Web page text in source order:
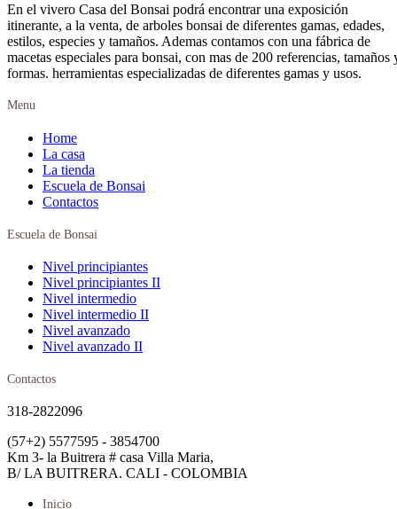
En el vivero Casa del Bonsai podrá encontrar una exposición
itinerante, a la venta, de arboles bonsai de diferentes gamas, edades,
estilos, especies y tamaños. Ademas contamos con una fábrica de
macetas especiales para bonsai, con mas de 200 referencias, tamaños
formas. herramientas especializadas de diferentes gamas y usos.
Menu
Home
La casa
La tienda
Escuela de Bonsai
Contactos
Escuela de Bonsai
Nivel principiantes
Nivel principiantes II
Nivel intermedio
Nivel intermedio II
Nivel avanzado
Nivel avanzado II
Contactos
318-2822096
(57+2) 5577595 - 3854700
Km 3- la Buitrera # casa Villa Maria,
B/ LA BUITRERA. CALI - COLOMBIA
Inicio